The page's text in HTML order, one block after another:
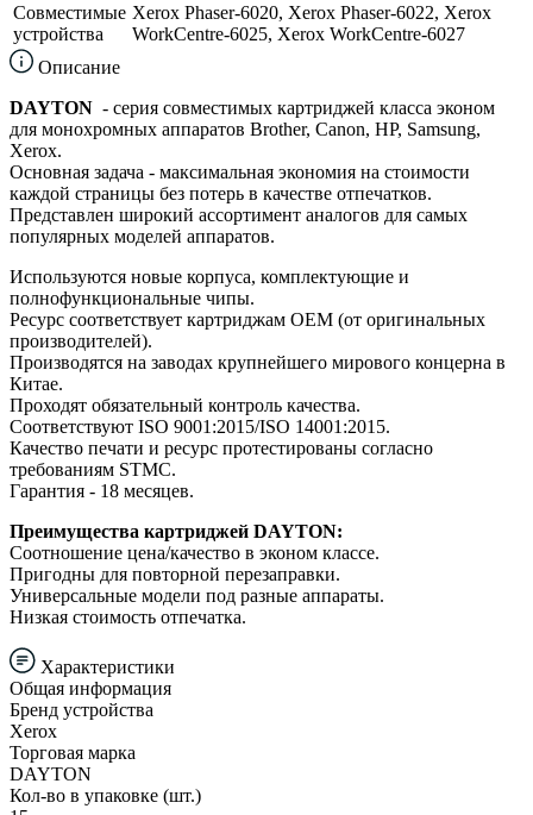
Совместимые
устройства
Xerox Phaser-6020, Xerox Phaser-6022, Xerox
WorkCentre-6025, Xerox WorkCentre-6027
Описание
DAYTON - серия совместимых картриджей класса эконом
для монохромных аппаратов Brother, Canon, HP, Samsung,
Xerox.
Основная задача - максимальная экономия на стоимости
каждой страницы без потерь в качестве отпечатков.
Представлен широкий ассортимент аналогов для самых
популярных моделей аппаратов.
Используются новые корпуса, комплектующие и
полнофункциональные чипы.
Ресурс соответствует картриджам ОЕМ (от оригинальных
производителей).
Производятся на заводах крупнейшего мирового концерна в
Китае.
Проходят обязательный контроль качества.
Соответствуют ISO 9001:2015/ISO 14001:2015.
Качество печати и ресурс протестированы согласно
требованиям STMC.
Гарантия - 18 месяцев.
Преимущества картриджей DAYTON:
Соотношение цена/качество в эконом классе.
Пригодны для повторной перезаправки.
Универсальные модели под разные аппараты.
Низкая стоимость отпечатка.
Характеристики
Общая информация
Бренд устройства
Xerox
Торговая марка
DAYTON
Кол-во в упаковке (шт.)